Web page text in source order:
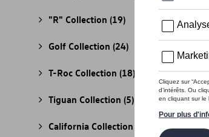
"R" Collection (19)
Golf Collection (24)
T-Roc Collection (18)
Tiguan Collection (5)
California Collection